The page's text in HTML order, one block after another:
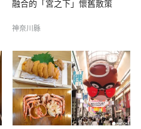
融合的「宮之下」懷舊散策
神奈川縣